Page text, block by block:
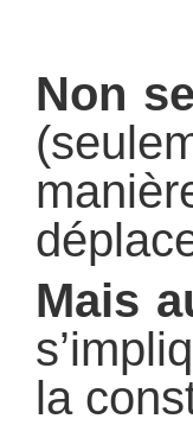
Non
Mais
la